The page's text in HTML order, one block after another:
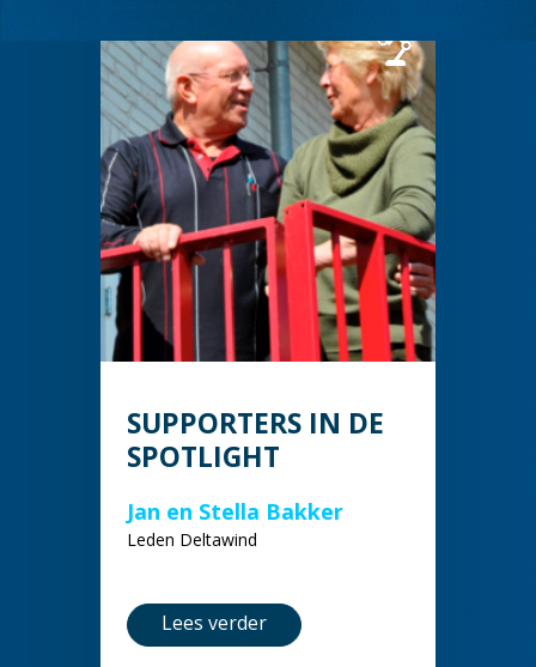
SUPPORTERS IN DE
SPOTLIGHT
Jan en Stella Bakker
Leden Deltawind
Lees verder